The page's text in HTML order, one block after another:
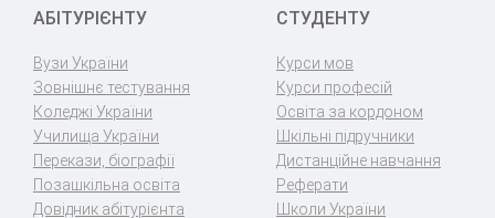
АБІТУРІЄНТУ
Вузи України
Зовнішнє тестування
Коледжі України
Училища України
Перекази, біографії
Позашкільна освіта
Довідник абітурієнта
СТУДЕНТУ
Курси мов
Курси професій
Освіта за кордоном
Шкільні підручники
Дистанційне навчання
Реферати
Школи України